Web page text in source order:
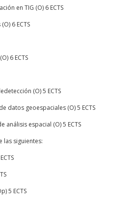
en TIG (O) 6 ECTS
6 ECTS
6 ECTS
(O) 5 ECTS
datos geoespaciales (O) 5 ECTS
análisis espacial (O) 5 ECTS
las siguientes:
5 ECTS